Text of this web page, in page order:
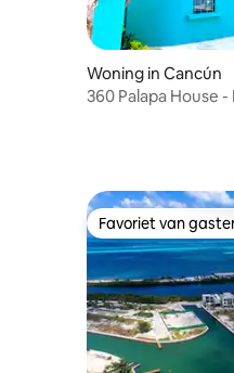
Woning in Cancún
360 Palapa House
Favoriet van
Favoriet van